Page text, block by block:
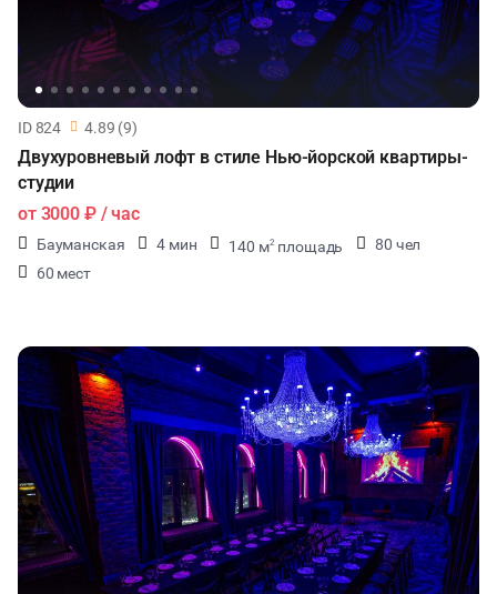
ID 824 4.89 (9)
Двухуровневый лофт в стиле Нью-йорской квартиры-
студии
от 3000 ₽/ час
Бауманская 4 мин 140 м2 площадь
80 чел
60 мест